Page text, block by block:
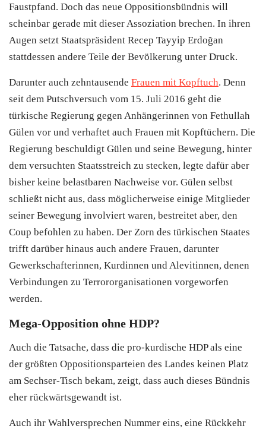
Faustpfand. Doch das neue Oppositionsbündnis will
scheinbar gerade mit dieser Assoziation brechen. In ihren
Augen setzt Staatspräsident Recep Tayyip Erdoğan
stattdessen andere Teile der Bevölkerung unter Druck.
Darunter auch zehntausende Frauen mit Kopftuch. Denn
seit dem Putschversuch vom 15. Juli 2016 geht die
türkische Regierung gegen Anhängerinnen von Fethullah
Gülen vor und verhaftet auch Frauen mit Kopftüchern. Die
Regierung beschuldigt Gülen und seine Bewegung, hinter
dem versuchten Staatsstreich zu stecken, legte dafür aber
bisher keine belastbaren Nachweise vor. Gülen selbst
schließt nicht aus, dass möglicherweise einige Mitglieder
seiner Bewegung involviert waren, bestreitet aber, den
Coup befohlen zu haben. Der Zorn des türkischen Staates
trifft darüber hinaus auch andere Frauen, darunter
Gewerkschafterinnen, Kurdinnen und Alevitinnen, denen
Verbindungen zu Terrororganisationen vorgeworfen
werden.
Mega-Opposition ohne HDP?
Auch die Tatsache, dass die pro-kurdische HDP als eine
der größten Oppositionsparteien des Landes keinen Platz
am Sechser-Tisch bekam, zeigt, dass auch dieses Bündnis
eher rückwärtsgewandt ist.
Auch ihr Wahlversprechen Nummer eins, eine Rückkehr